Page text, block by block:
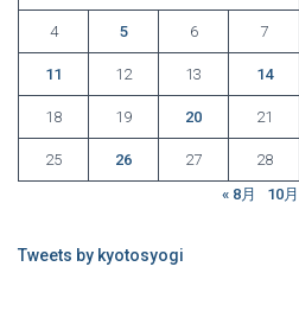
4 5 6 7
11 12 13 14
18 19 20 21
25 26 27 28
« 8月
10
Tweets by kyotosyogi